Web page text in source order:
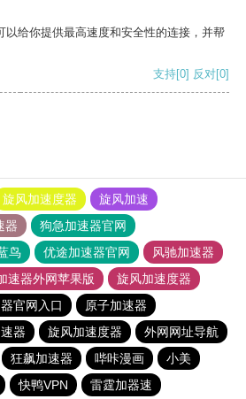
以给你提供最高速度和安全性的连接，并帮
支持[0] 反对[0]
旋风加速度器
旋风加速
器
狗急加速器官网
鸟 优途加速器官网
风驰加速器
速器外网苹果版
旋风加速度器
官网入口
原子加速器
器 旋风加速度器
外网网址导航
狂飙加速器 哔咔漫画
小美
快鸭VPN
雷霆加器速